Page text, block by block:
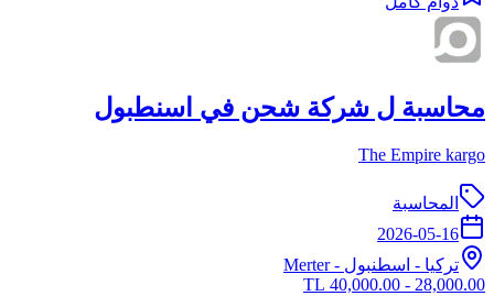
محاسبة ل شركة شحن في اسنطبول
The Empire kargo
المحاسبة
2026-05-16
تركيا - اسطنبول - Merter
28,000.00 - 40,000.00 TL